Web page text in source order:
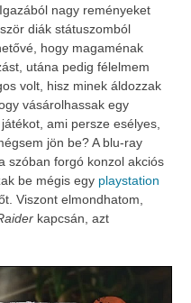
nagy reményeket
diák státuszomból
hogy magaménak
utána pedig félelmem
volt, hisz minek áldozzak
vásárolhassak egy
ami persze esélyes,
jön be? A blu-ray
szóban forgó konzol akciós
be mégis egy playstation
Viszont elmondhatom,
kapcsán, azt